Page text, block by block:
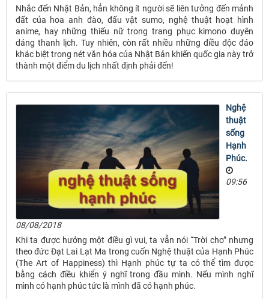
Nhắc đến Nhật Bản, hẳn không ít người sẽ liên tưởng đến mảnh
đất của hoa anh đào, đấu vật sumo, nghệ thuật hoạt hình
anime, hay những thiếu nữ trong trang phục kimono duyên
dáng thanh lịch. Tuy nhiên, còn rất nhiều những điều độc đáo
khác biệt trong nét văn hóa của Nhật Bản khiến quốc gia này trở
thành một điểm du lịch nhất định phải đến!
Nghệ
thuật
sống
Hạnh
Phúc.
09:56
08/08/2018
Khi ta được hưởng một điều gì vui, ta vẫn nói “Trời cho” nhưng
theo đức Đạt Lai Lạt Ma trong cuốn Nghệ thuật của Hạnh Phúc
(The Art of Happiness) thì Hạnh phúc tự ta có thể tìm được
bằng cách điều khiển ý nghĩ trong đầu mình. Nếu mình nghĩ
mình có hạnh phúc tức là mình đã có hạnh phúc.